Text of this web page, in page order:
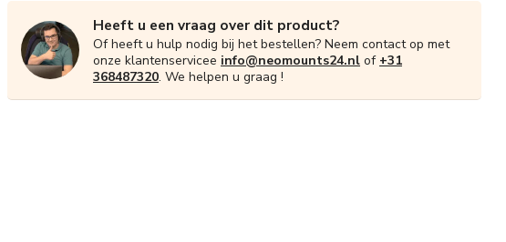
Heeft u een vraag over dit product?
Of heeft u hulp nodig bij het bestellen? Neem contact op met
onze klantenservicee info@neomounts24.nl of +31
368487320. We helpen u graag !